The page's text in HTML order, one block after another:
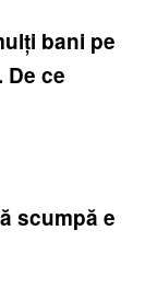
bani pe
ce
scumpă e